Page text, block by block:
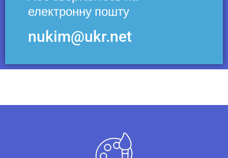
електронну пошту
nukim@ukr.net